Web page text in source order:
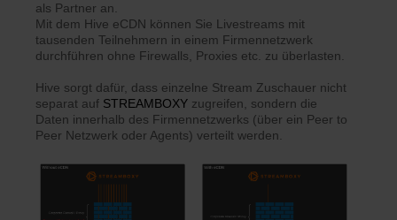
als Partner an.
Mit dem Hive eCDN können Sie Livestreams mit
tausenden Teilnehmern in einem Firmennetzwerk
durchführen ohne Firewalls, Proxies etc. zu überlasten.
Hive sorgt dafür, dass einzelne Stream Zuschauer nicht
separat auf STREAMBOXY zugreifen, sondern die
Daten innerhalb des Firmennetzwerks (über ein Peer to
Peer Netzwerk oder Agents) verteilt werden.